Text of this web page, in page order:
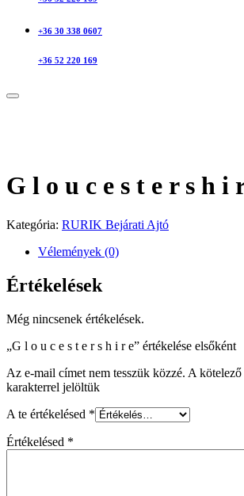
+36 30 338 0607
+36 52 220 169
G l o u c e s t e r s h i
Kategória: RURIK Bejárati Ajtó
Vélemények (0)
Értékelések
Még nincsenek értékelések.
„G l o u c e s t e r s h i r e” értékelése elsőként
Az e-mail címet nem tesszük közzé. A
karakterrel jelöltük
A te értékelésed *
Értékelésed *